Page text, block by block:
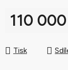
110
Tisk